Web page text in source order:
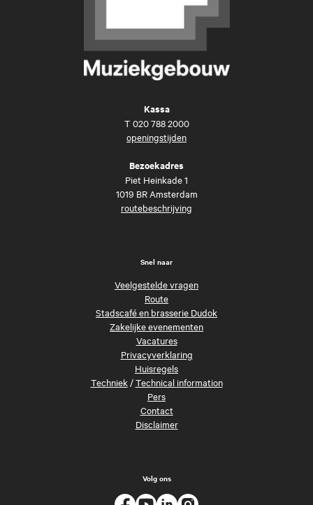
Kassa
T 020 788 2000
openingstijden
Bezoekadres
Piet Heinkade 1
1019 BR Amsterdam
routebeschrijving
Snel naar
Veelgestelde vragen
Route
Stadscafé en brasserie Dudok
Zakelijke evenementen
Vacatures
Privacyverklaring
Huisregels
Techniek/Technical information
Pers
Contact
Disclaimer
Volg ons